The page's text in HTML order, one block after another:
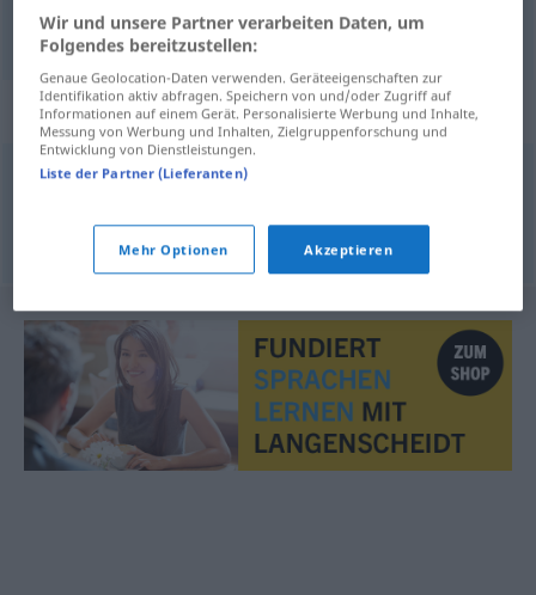
okno Schacht BERGB
Synonyme für "Schacht"
© OpenThesaurus.de
Wir und unsere Partner verarbeiten Daten, um
Folgendes bereitzustellen:
Genaue Geolocation-Daten verwenden. Geräteeigenschaften zur
Identifikation aktiv abfragen. Speichern von und/oder Zugriff auf
Informationen auf einem Gerät. Personalisierte Werbung und Inhalte,
Messung von Werbung und Inhalten, Zielgruppenforschung und
Entwicklung von Dienstleistungen.
Liste der Partner (Lieferanten)
Mehr Optionen Akzeptieren